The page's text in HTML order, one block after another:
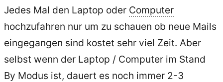
Jedes Mal den Laptop oder Computer
hochzufahren nur um zu schauen ob neue Mails
eingegangen sind kostet sehr viel Zeit. Aber
selbst wenn der Laptop / Computer im Stand
By Modus ist, dauert es noch immer 2-3